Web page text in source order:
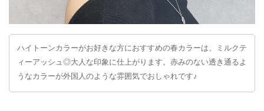
ハイトーンカラーがお好きな方におすすめの春カラーは、ミルクテ
ィーアッシュ◎大人な印象に仕上がります。赤みのない透き通るよ
うなカラーが外国人のような雰囲気でおしゃれです♪